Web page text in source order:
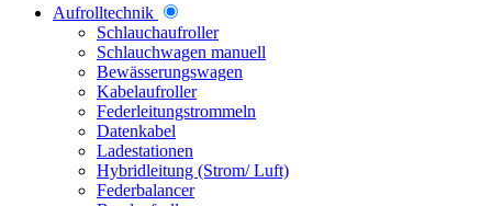
Aufrolltechnik
Schlauchaufroller
Schlauchwagen manuell
Bewässerungswagen
Kabelaufroller
Federleitungstrommeln
Datenkabel
Ladestationen
Hybridleitung (Strom/ Luft)
Federbalancer